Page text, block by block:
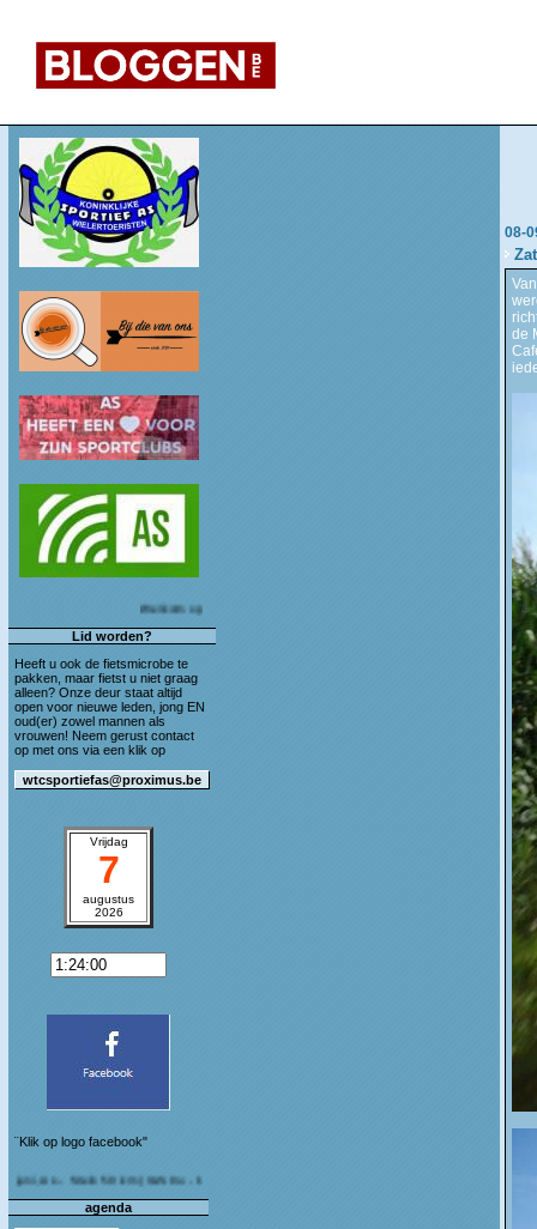
Welkom op de blog van WTC Sportief As!
Lid worden?
Heeft u ook de fietsmicrobe te
pakken, maar fietst u niet graag
alleen? Onze deur staat altijd
open voor nieuwe leden, jong EN
oud(er) zowel mannen als
vrouwen! Neem gerust contact
op met ons via een klik op
Vrijdag
7
augustus
2026
¨Klik op logo facebook"
Stein 50 km (I&S 9u - 10u30) Café Bij die van ons As
agenda
08-
de